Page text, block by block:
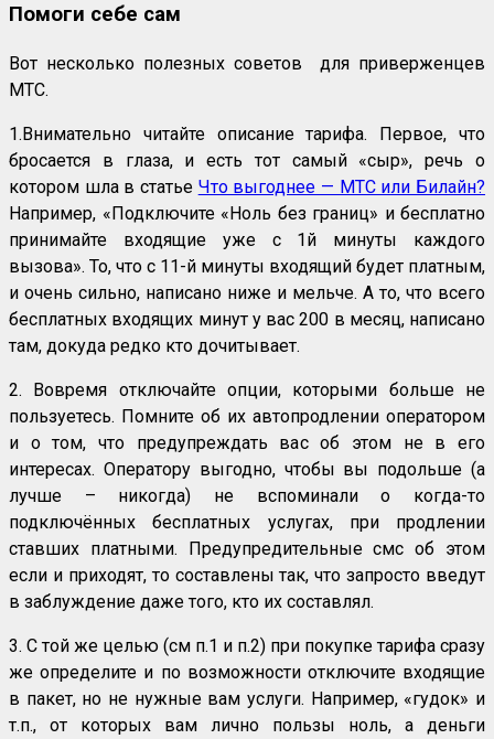
Помоги себе сам
Вот несколько полезных советов для приверженцев
МТС.
1.Внимательно читайте описание тарифа. Первое, что
бросается в глаза, и есть тот самый «сыр», речь о
котором шла в статье Что выгоднее — МТС или Билайн?
Например, «Подключите «Ноль без границ» и бесплатно
принимайте входящие уже с 1й минуты каждого
вызова». То, что с 11-й минуты входящий будет платным,
и очень сильно, написано ниже и мельче. А то, что всего
бесплатных входящих минут у вас 200 в месяц, написано
там, докуда редко кто дочитывает.
2. Вовремя отключайте опции, которыми больше не
пользуетесь. Помните об их автопродлении оператором
и о том, что предупреждать вас об этом не в его
интересах. Оператору выгодно, чтобы вы подольше (а
лучше – никогда) не вспоминали о когда-то
подключённых бесплатных услугах, при продлении
ставших платными. Предупредительные смс об этом
если и приходят, то составлены так, что запросто введут
в заблуждение даже того, кто их составлял.
3. С той же целью (см п.1 и п.2) при покупке тарифа сразу
же определите и по возможности отключите входящие
в пакет, но не нужные вам услуги. Например, «гудок» и
т.п., от которых вам лично пользы ноль, а деньги